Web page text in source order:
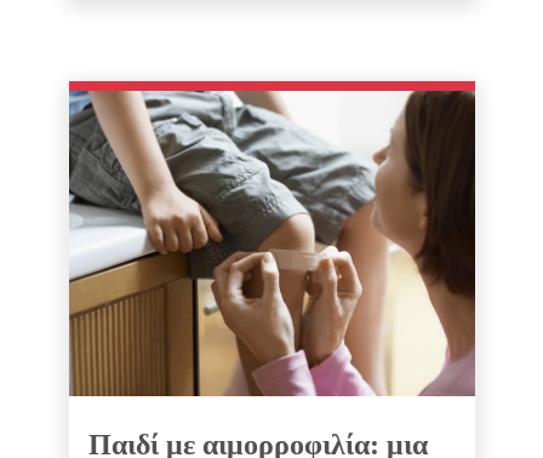
Παιδί με αιμορροφιλία: μια